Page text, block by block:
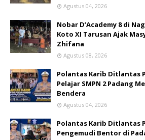
Agustus 04, 2026
Nobar D’Academy 8 di
Koto XI Tarusan Ajak
Zhifana
Agustus 08, 2026
Polantas Karib Ditlantas
Pelajar SMPN 2 Padang
Bendera
Agustus 04, 2026
Polantas Karib Ditlantas
Pengemudi Bentor di